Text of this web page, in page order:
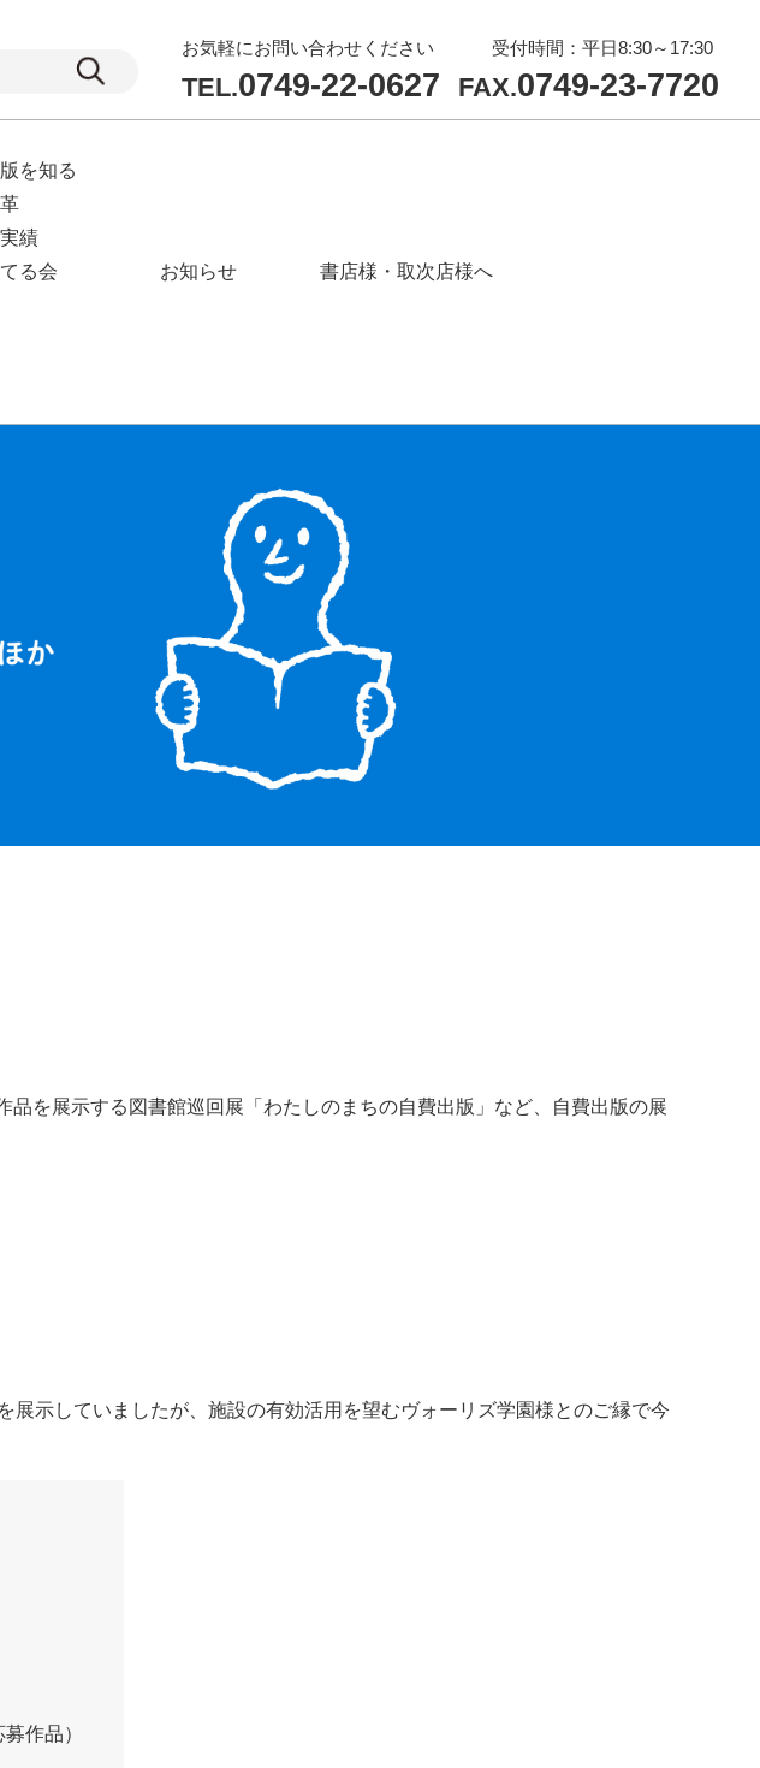
お気軽にお問い合わせください
TEL.0749-22-0627
受付時間：平日8:30～17:30
FAX.0749-23-7720
を知る
績
る会
お知らせ 書店様・取次店様へ
を展示する図書館巡回展「わたしのまちの自費出版」など、自費出版の展
示していましたが、施設の有効活用を望むヴォーリズ学園様とのご縁で今
作品）